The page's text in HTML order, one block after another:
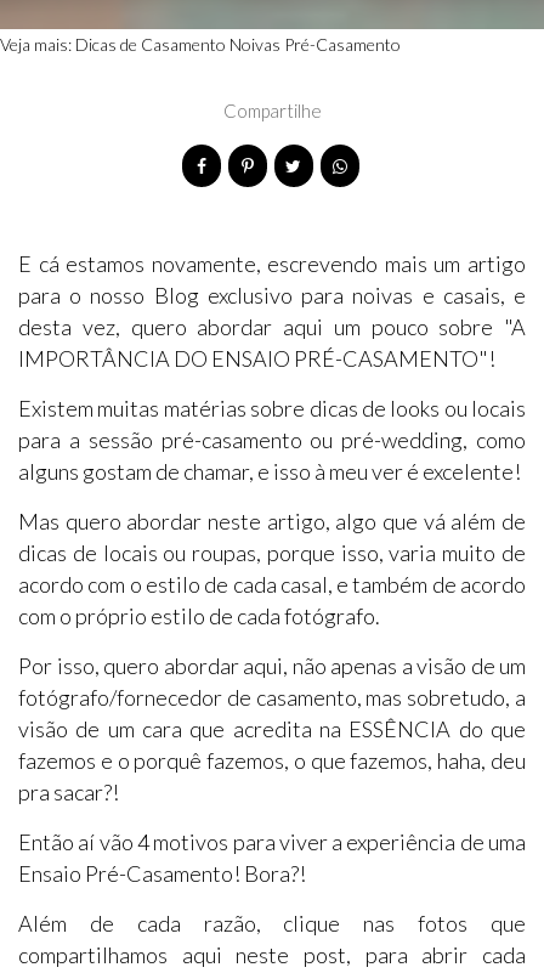
Veja mais: Dicas de Casamento Noivas Pré-Casamento
Compartilhe
E cá estamos novamente, escrevendo mais um artigo
para o nosso Blog exclusivo para noivas e casais, e
desta vez, quero abordar aqui um pouco sobre "A
IMPORTÂNCIA DO ENSAIO PRÉ-CASAMENTO"!
Existem muitas matérias sobre dicas de looks ou locais
para a sessão pré-casamento ou pré-wedding, como
alguns gostam de chamar, e isso à meu ver é excelente!
Mas quero abordar neste artigo, algo que vá além de
dicas de locais ou roupas, porque isso, varia muito de
acordo com o estilo de cada casal, e também de acordo
com o próprio estilo de cada fotógrafo.
Por isso, quero abordar aqui, não apenas a visão de um
fotógrafo/fornecedor de casamento, mas sobretudo, a
visão de um cara que acredita na ESSÊNCIA do que
fazemos e o porquê fazemos, o que fazemos, haha, deu
pra sacar?!
Então aí vão 4 motivos para viver a experiência de uma
Ensaio Pré-Casamento! Bora?!
Além de cada razão, clique nas fotos que
compartilhamos aqui neste post, para abrir cada